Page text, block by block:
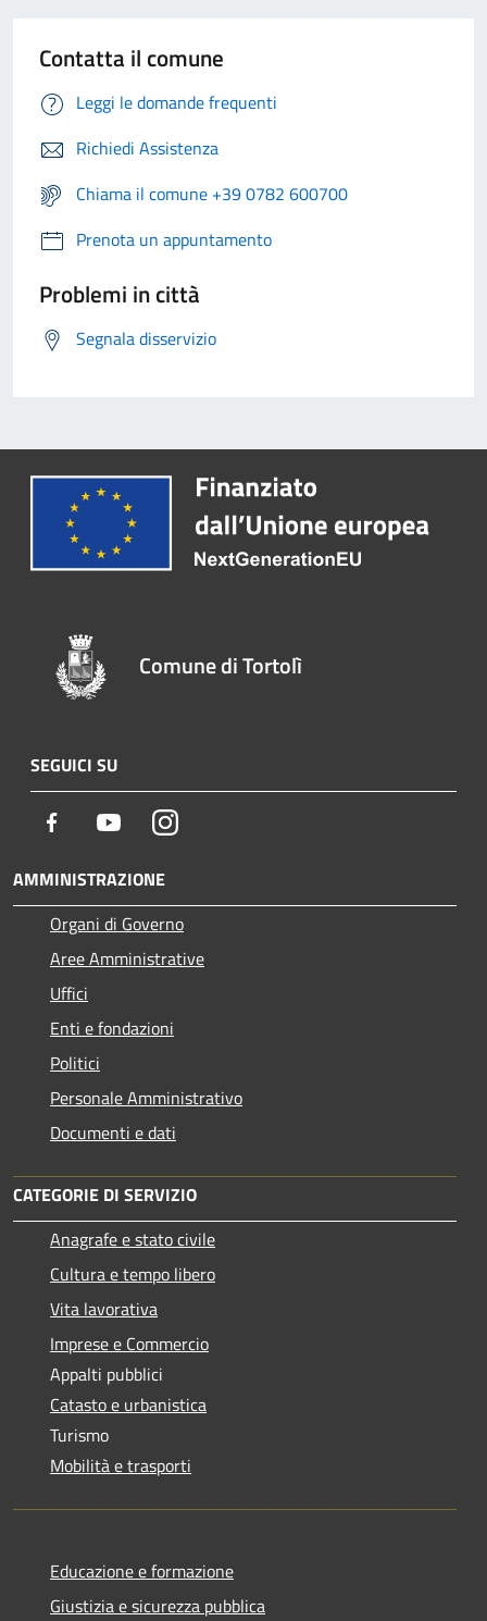
Contatta il comune
Leggi le domande frequenti
Richiedi Assistenza
Chiama il comune +39 0782 600700
Prenota un appuntamento
Problemi in città
Segnala disservizio
Comune di Tortolì
SEGUICI SU
Facebook YoutubeInstagram
AMMINISTRAZIONE
Organi di Governo
Aree Amministrative
Uffici
Enti e fondazioni
Politici
Personale Amministrativo
Documenti e dati
CATEGORIE DI SERVIZIO
Anagrafe e stato civile
Cultura e tempo libero
Vita lavorativa
Imprese e Commercio
Appalti pubblici
Catasto e urbanistica
Turismo
Mobilità e trasporti
Educazione e formazione
Giustizia e sicurezza pubblica